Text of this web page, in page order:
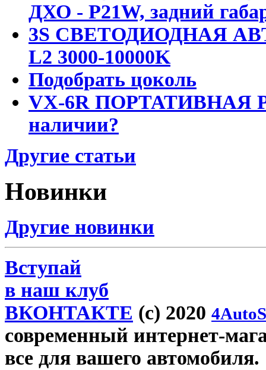
ДХО - P21W, задний
3S СВЕТОДИОДНАЯ
L2 3000-10000K
Подобрать цоколь
VX-6R ПОРТАТИВНАЯ
наличии?
Другие статьи
Новинки
Другие новинки
Вступай
в наш клуб
ВКОНТАКТЕ (c) 2020
современный интернет-
все для вашего автомобиля.